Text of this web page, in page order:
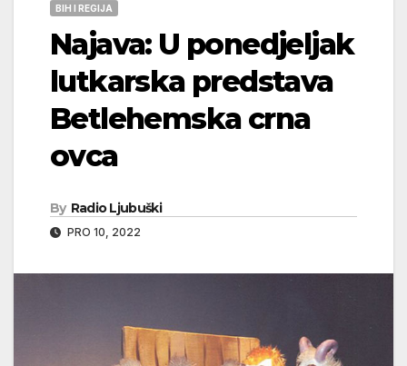
BIH I REGIJA
Najava: U ponedjeljak
lutkarska predstava
Betlehemska crna
ovca
By Radio Ljubuški
PRO 10, 2022